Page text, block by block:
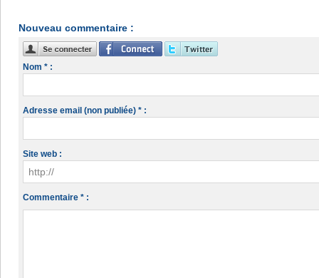
Nouveau commentaire :
Nom * :
Adresse email (non publiée) * :
Site web :
Commentaire * :